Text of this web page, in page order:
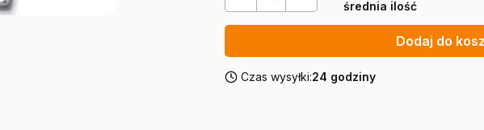
średnia ilość
Dodaj do
Czas wysyłki:24 godziny